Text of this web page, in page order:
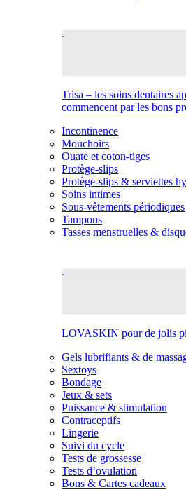
Trisa – les soins dentaires
commencent par les bons
Incontinence
Mouchoirs
Ouate et coton-tiges
Protège-slips
Protège-slips & serviettes
Soins intimes
Sous-vêtements périodiques
Tampons
Tasses menstruelles &
LOVASKIN pour de jolis
Gels lubrifiants & de
Sextoys
Bondage
Jeux & sets
Puissance & stimulation
Contraceptifs
Lingerie
Suivi du cycle
Tests de grossesse
Tests d’ovulation
Bons & Cartes cadeaux